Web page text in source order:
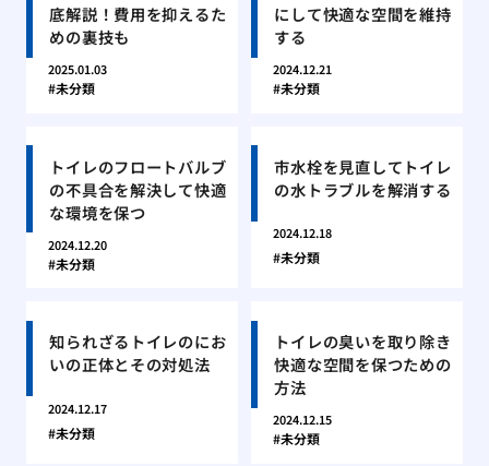
底解説！費用を抑えるた
めの裏技も
2025.01.03
未分類
にして快適な空間を維持
する
2024.12.21
未分類
トイレのフロートバルブ
の不具合を解決して快適
な環境を保つ
2024.12.20
未分類
市水栓を見直してトイレ
の水トラブルを解消する
2024.12.18
未分類
知られざるトイレのにお
いの正体とその対処法
2024.12.17
未分類
トイレの臭いを取り除き
快適な空間を保つための
方法
2024.12.15
未分類